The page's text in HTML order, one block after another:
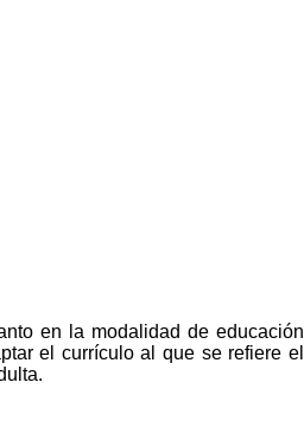
en la modalidad de educación
el currículo al que se refiere el